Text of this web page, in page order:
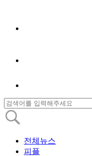
전체뉴스
피플